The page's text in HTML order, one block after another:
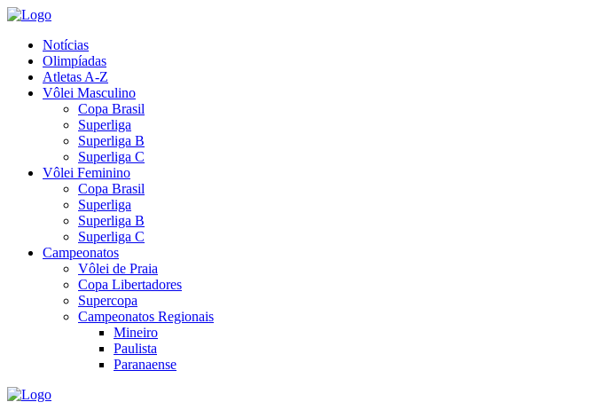
Notícias
Olimpíadas
Atletas A-Z
Vôlei Masculino
Copa Brasil
Superliga
Superliga B
Superliga C
Vôlei Feminino
Copa Brasil
Superliga
Superliga B
Superliga C
Campeonatos
Vôlei de Praia
Copa Libertadores
Supercopa
Campeonatos Regionais
Mineiro
Paulista
Paranaense